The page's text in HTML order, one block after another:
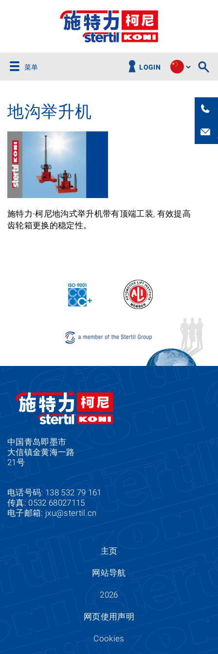
菜单 LOGIN
地沟举升机
施特力-柯尼地沟式举升机带有顶端工装, 有效提高
齿轮箱更换的稳定性。
中国青岛即墨市
大信镇金黄海一路
21号
电话号码: 138 532 79 161
传真: 0532 68027115
电子邮箱: jxu@stertil.cn
主页
网站导航
2026
网页使用声明
Cookies